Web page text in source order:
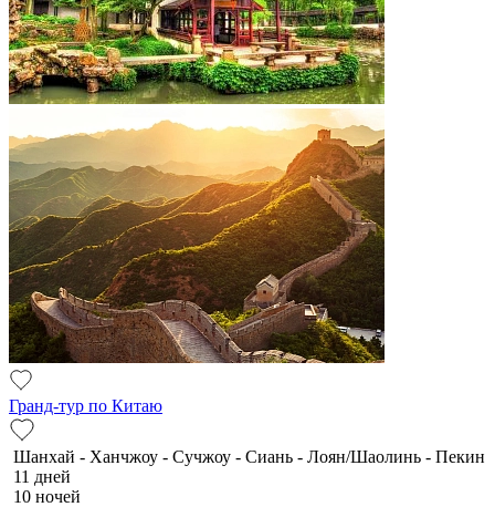
Гранд-тур по Китаю
Шанхай - Ханчжоу - Сучжоу - Сиань - Лоян/Шаолинь - Пекин
11 дней
10 ночей